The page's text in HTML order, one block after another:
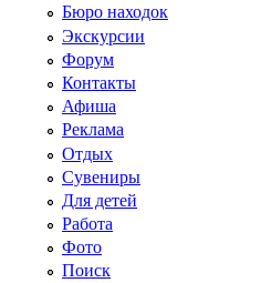
Бюро находок
Экскурсии
Форум
Контакты
Афиша
Реклама
Отдых
Сувениры
Для детей
Работа
Фото
Поиск